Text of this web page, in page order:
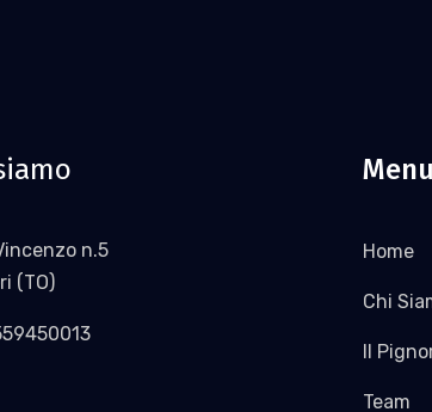
n.5
(TO)
Menu
Home
Chi
Il
Team